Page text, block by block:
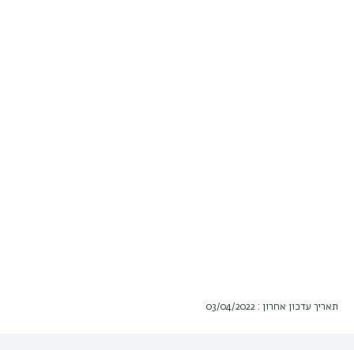
תאריך עדכון אחרון : 03/04/2022